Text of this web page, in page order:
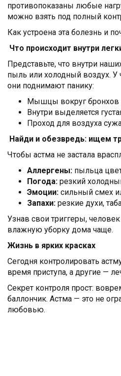
противопоказаны любые
можно взять под полный
Как устроена эта болезнь и
Что происходит внутри
Представьте, что внутри
пыль или холодный воздух. У
они поднимают панику:
Мышцы вокруг бронхов
Внутри выделяется
Проход для воздуха
Найди и обезвредь: ищем
Чтобы астма не застала
Аллергены: пыльца
Погода: резкий
Эмоции: сильный смех
Запахи: резкие духи,
Узнав свои триггеры,
влажную уборку дома чаще.
Жизнь в ярких красках
Сегодня контролировать
время приступа, а другие —
Секрет контроля прост:
баллончик. Астма — это не
любовью.